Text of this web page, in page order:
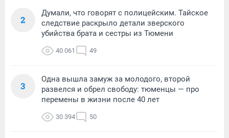
2
Думали, что говорят с полицейским. Тайское
следствие раскрыло детали зверского
убийства брата и сестры из Тюмени
40 061 49
3
Одна вышла замуж за молодого, второй
развелся и обрел свободу: тюменцы — про
перемены в жизни после 40 лет
30 394 50